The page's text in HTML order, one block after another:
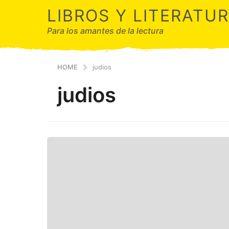
LIBROS Y
Para los amantes de la lectura
HOME judios
judios